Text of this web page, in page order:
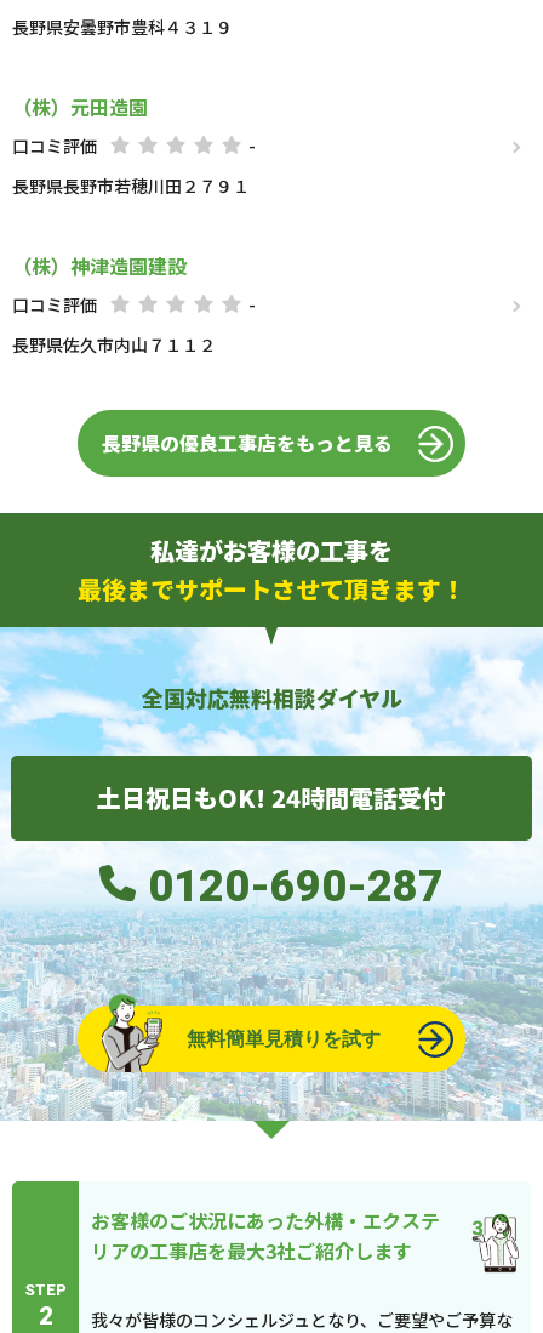
長野県安曇野市豊科４３１９
（株）元田造園
口コミ評価
-
長野県長野市若穂川田２７９１
（株）神津造園建設
口コミ評価
-
長野県佐久市内山７１１２
長野県の優良工事店をもっと見る
私達がお客様の工事を
最後までサポートさせて頂きます！
全国対応無料相談ダイヤル
土日祝日もOK! 24時間電話受付
0120-690-287
無料簡単見積りを試す
STEP
2
お客様のご状況にあった外構・エクステ
リアの工事店を最大3社ご紹介します
我々が皆様のコンシェルジュとなり、ご要望やご予算な